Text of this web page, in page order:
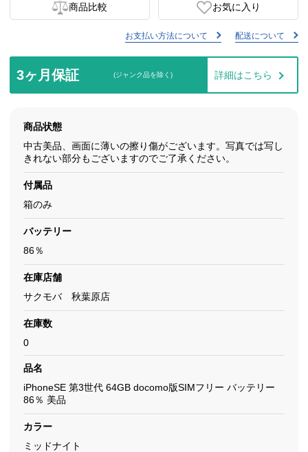
商品比較 お気に入り
お支払い方法について 配送について
3ヶ月保証 (ジャンク品を除く) 詳細はこちら
商品状態
中古美品、画面に薄いの擦り傷がございます。写真では写し
きれない部分もございますのでご了承ください。
付属品
箱のみ
バッテリー
86％
在庫店舗
サクモバ 秋葉原店
在庫数
0
品名
iPhoneSE 第3世代 64GB docomo版SIMフリー バッテリー
86％ 美品
カラー
ミッドナイト